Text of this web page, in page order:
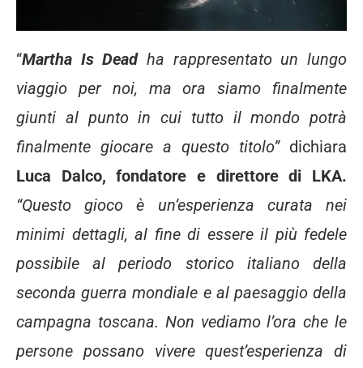
“Martha Is Dead ha rappresentato un lungo
viaggio per noi, ma ora siamo finalmente
giunti al punto in cui tutto il mondo potrà
finalmente giocare a questo titolo” dichiara
Luca Dalco, fondatore e direttore di LKA.
“Questo gioco è un’esperienza curata nei
minimi dettagli, al fine di essere il più fedele
possibile al periodo storico italiano della
seconda guerra mondiale e al paesaggio della
campagna toscana. Non vediamo l’ora che le
persone possano vivere quest’esperienza di